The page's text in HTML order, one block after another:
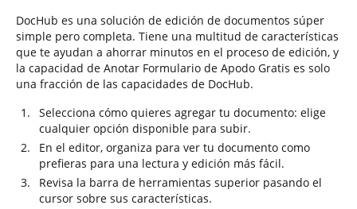
DocHub es una solución de edición de documentos súper
simple pero completa. Tiene una multitud de características
que te ayudan a ahorrar minutos en el proceso de edición, y
la capacidad de Anotar Formulario de Apodo Gratis es solo
una fracción de las capacidades de DocHub.
Selecciona cómo quieres agregar tu documento: elige
cualquier opción disponible para subir.
En el editor, organiza para ver tu documento como
prefieras para una lectura y edición más fácil.
Revisa la barra de herramientas superior pasando el
cursor sobre sus características.